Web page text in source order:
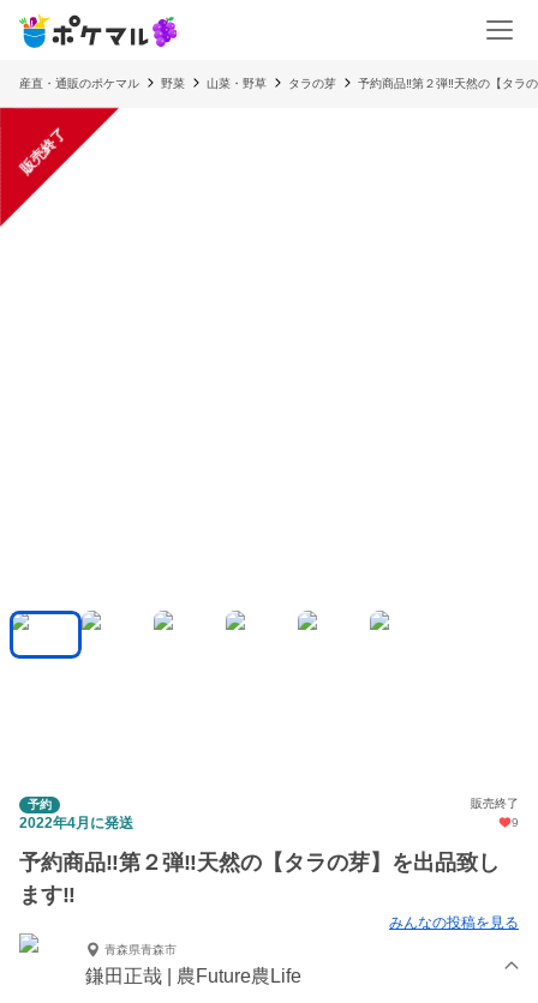
産直・通販のポケマル 野菜 山菜・野草 タラの芽 予約商品‼️第２弾‼️天然の【タラ
販売終了
予約 販売終了
2022年4月に発送 9
予約商品‼️第２弾‼️天然の【タラの芽】を出品致し
ます‼️
みんなの投稿を見る
青森県青森市
鎌田正哉 | 農Future農Life